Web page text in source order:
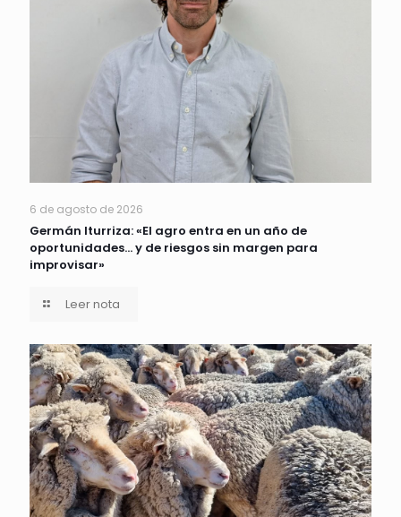
6 de agosto de 2026
Germán Iturriza: «El agro entra en un año de
oportunidades… y de riesgos sin margen para
improvisar»
Leer nota